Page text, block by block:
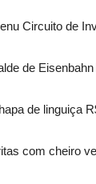
Circuito de
de
de linguiça
com cheiro